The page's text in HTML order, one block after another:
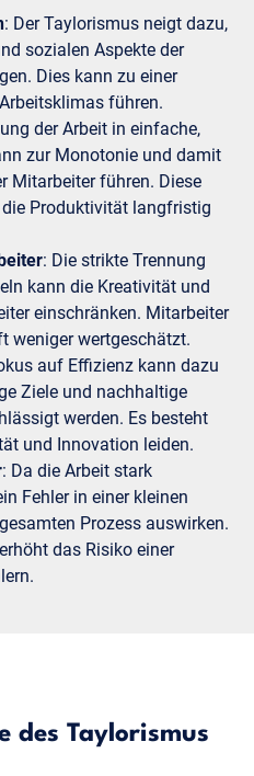
: Der Taylorismus neigt dazu,
sozialen Aspekte der
Dies kann zu einer
führen.
der Arbeit in einfache,
zur Monotonie und damit
Mitarbeiter führen. Diese
Produktivität langfristig
: Die strikte Trennung
kann die Kreativität und
einschränken. Mitarbeiter
weniger wertgeschätzt.
auf Effizienz kann dazu
Ziele und nachhaltige
werden. Es besteht
und Innovation leiden.
: Da die Arbeit stark
Fehler in einer kleinen
Prozess auswirken.
das Risiko einer
des Taylorismus